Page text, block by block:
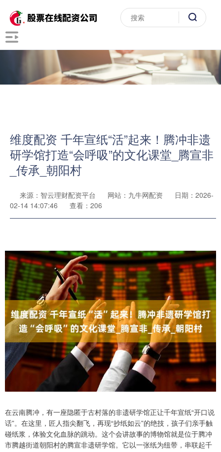
维度配资 千年宣纸“活”起来！腾冲非遗
研学馆打造“会呼吸”的文化课堂_腾宣非
_传承_朝阳村
来源：智云理财配资平台 网站：九牛网配资
日期：2026-
02-14 14:07:46
查看：206
在云南腾冲，有一座隐匿于古村落的非遗研学馆正让千年宣纸“开口说
话”。在这里，匠人指尖翻飞，再现“抄纸如云”的绝技，孩子们亲手触
碰纸浆，体验文化血脉的跳动。这个会讲故事的博物馆就是位于腾冲
市腾越街道朝阳村的腾宣非遗研学馆。它以一张纸为纽带，串联起千